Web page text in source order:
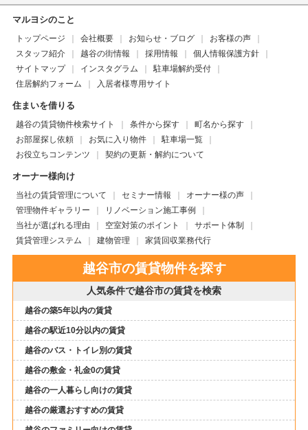
マルヨシのこと
トップページ 会社概要 お知らせ・ブログ
お客様の声
スタッフ紹介
越谷の街情報 採用情報
個人情報保護方針
サイトマップ
インスタグラム
駐車場解約受付
住居解約フォーム
入居者様専用サイト
住まいを借りる
越谷の賃貸物件検索サイト 条件から探す
町名から探す
お部屋探し依頼
お気に入り物件
駐車場一覧
お役立ちコンテンツ
契約の更新・解約について
オーナー様向け
当社の賃貸管理について セミナー情報
オーナー様の声
管理物件ギャラリー
リノベーション施工事例
当社が選ばれる理由
空室対策のポイント
サポート体制
賃貸管理システム
建物管理 家賃回収業務代行
越谷市の賃貸物件を探す
人気条件で越谷市の賃貸を検索
越谷の築5年以内の賃貸
越谷の駅近10分以内の賃貸
越谷のバス・トイレ別の賃貸
越谷の敷金・礼金0の賃貸
越谷の一人暮らし向けの賃貸
越谷の厳選おすすめの賃貸